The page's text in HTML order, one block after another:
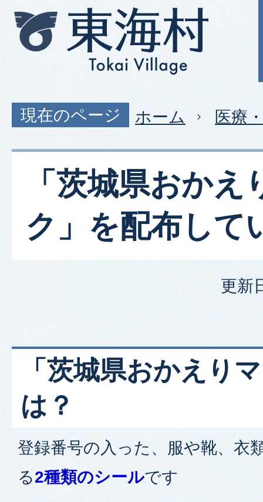
現在のページ ホーム 医療
「茨城県おかえ
ク」を配布して
更新
「茨城県おかえり
は？
登録番号の入った、服や靴、衣
る2種類のシールです